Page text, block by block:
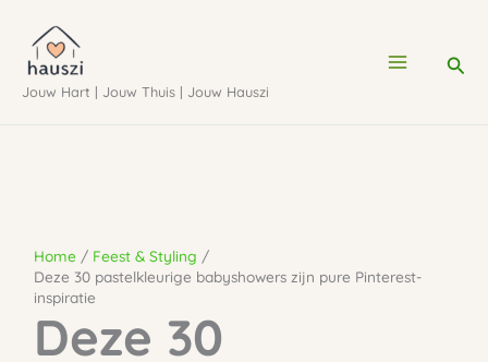
naar
deJouw Hart | Jouw Thuis | Jouw Hauszi
Home
Feest & Styling
Deze 30 pastelkleurige babyshowers zijn pure Pinterest-
inspiratie
Deze 30